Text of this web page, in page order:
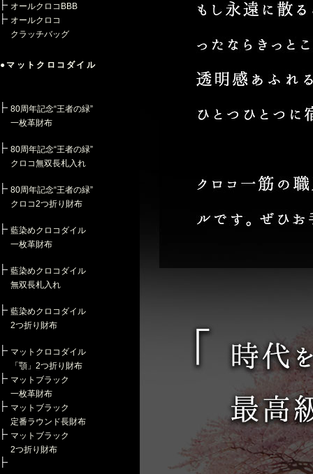
オールクロコBBB
オールクロコ
クラッチバッグ
●マットクロコダイル
80周年記念“王者の緑”
一枚革財布
80周年記念“王者の緑”
クロコ無双長札入れ
80周年記念“王者の緑”
クロコ2つ折り財布
藍染めクロコダイル
一枚革財布
藍染めクロコダイル
無双長札入れ
藍染めクロコダイル
2つ折り財布
マットクロコダイル
「顎」2つ折り財布
マットブラック
一枚革財布
マットブラック
定番ラウンド長財布
マットブラック
2つ折り財布